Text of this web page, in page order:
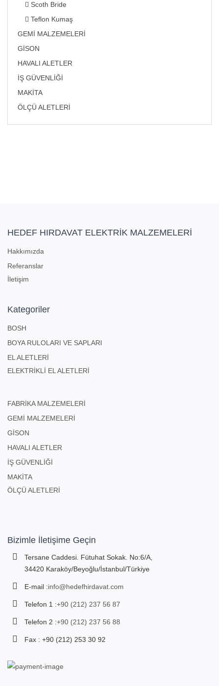
Scoth Bride
Teflon Kumaş
GEMİ MALZEMELERİ
GİSON
HAVALI ALETLER
İŞ GÜVENLİĞİ
MAKİTA
ÖLÇÜ ALETLERİ
HEDEF HIRDAVAT ELEKTRİK MALZEMELERİ
Hakkımızda
Referanslar
İletişim
Kategoriler
BOSH
BOYA RULOLARI VE SAPLARI
EL ALETLERİ
ELEKTRİKLİ EL ALETLERİ
FABRİKA MALZEMELERİ
GEMİ MALZEMELERİ
GİSON
HAVALI ALETLER
İŞ GÜVENLİĞİ
MAKİTA
ÖLÇÜ ALETLERİ
Bizimle İletişime Geçin
Tersane Caddesi. Fütuhat Sokak. No:6/A,
34420 Karaköy/Beyoğlu/İstanbul/Türkiye
E-mail :info@hedefhirdavat.com
Telefon 1 :+90 (212) 237 56 87
Telefon 2 :+90 (212) 237 56 88
Fax : +90 (212) 253 30 92